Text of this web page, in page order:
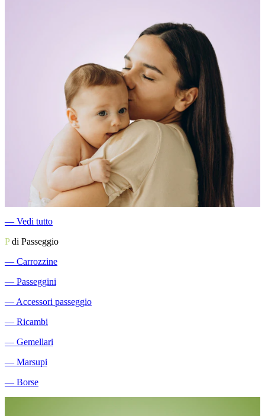
― Vedi tutto
Pdi Passeggio
― Carrozzine
― Passeggini
― Accessori passeggio
― Ricambi
― Gemellari
― Marsupi
― Borse